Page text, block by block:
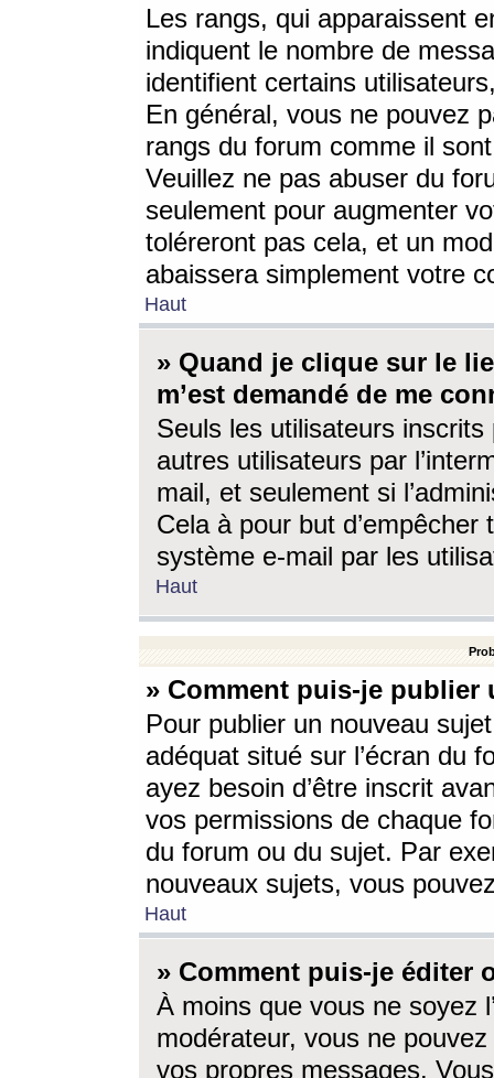
Les rangs, qui apparaissent
indiquent le nombre de
identifient certains
En général, vous ne pouvez
rangs du forum comme il
Veuillez ne pas abuser du
seulement pour augmenter
toléreront pas cela, et un
abaissera simplement votre
Haut
» Quand je clique sur le
m’est demandé de me
Seuls les utilisateurs
autres utilisateurs par
mail, et seulement si
Cela à pour but
système e-mail par les
Haut
» Comment puis-je
Pour publier un nouveau
adéquat situé sur l’écran du
ayez besoin d’être inscrit
vos permissions de chaque
du forum ou du sujet. Par
nouveaux sujets, vous
Haut
» Comment puis-je éditer
À moins que vous ne soyez
modérateur, vous ne
vos propres messages.